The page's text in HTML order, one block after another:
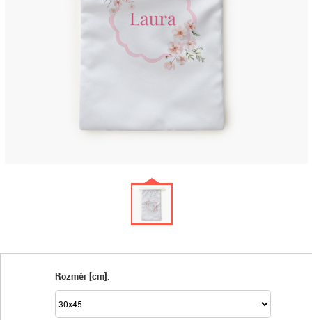
Rozměr [cm]: